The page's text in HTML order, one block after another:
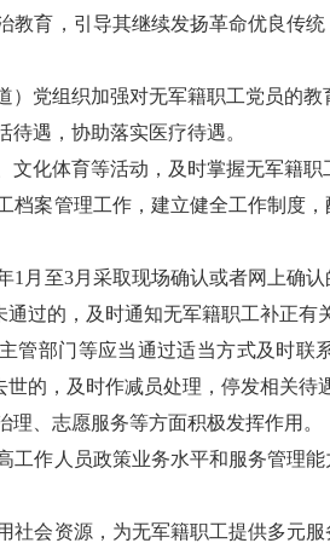
教育，引导其继续发扬革命优良传
党组织加强对无军籍职工党员的教
遇，协助落实医疗待遇。
化体育等活动，及时掌握无军籍
档案管理工作，建立健全工作制度
1月至3月采取现场确认或者网上确
过的，及时通知无军籍职工补正有
管部门等应当通过适当方式及时
的，及时作减员处理，停发相关待
、志愿服务等方面积极发挥作用。
工作人员政策业务水平和服务管理
社会资源，为无军籍职工提供多元